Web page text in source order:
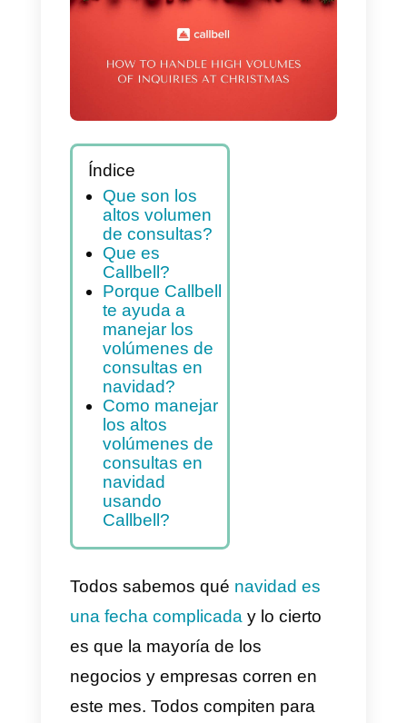
navidad
Índice
Que son los
altos volumen
de consultas?
Que es
Callbell?
Porque Callbell
te ayuda a
manejar los
volúmenes de
consultas en
navidad?
los altos
volúmenes de
consultas en
navidad
usando
Callbell?